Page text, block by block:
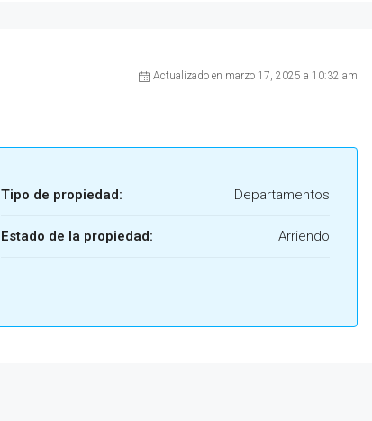
Actualizado en marzo 17, 2025 a 10:32 am
Tipo de propiedad: Departamentos
Estado de la propiedad: Arriendo